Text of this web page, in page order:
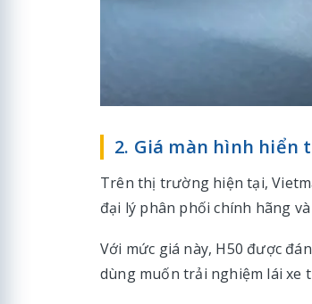
2. Giá màn hình hiển
Trên thị trường hiện tại,
đại lý phân phối chính hãng
Với mức giá này, H50 được
dùng muốn trải nghiệm lái xe